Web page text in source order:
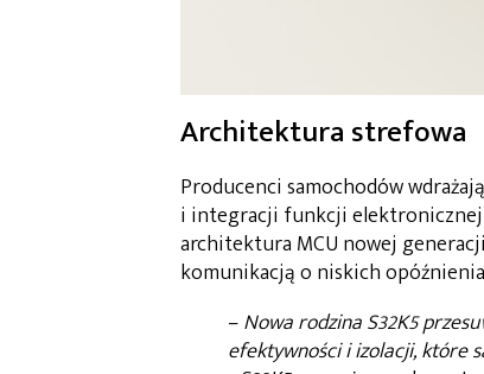
Architektura strefowa
Producenci samochodów
i integracji funkcji elektronicznej
architektura MCU nowej
komunikacją o niskich
–Nowa rodzina S32K5
efektywności i izolacji, które